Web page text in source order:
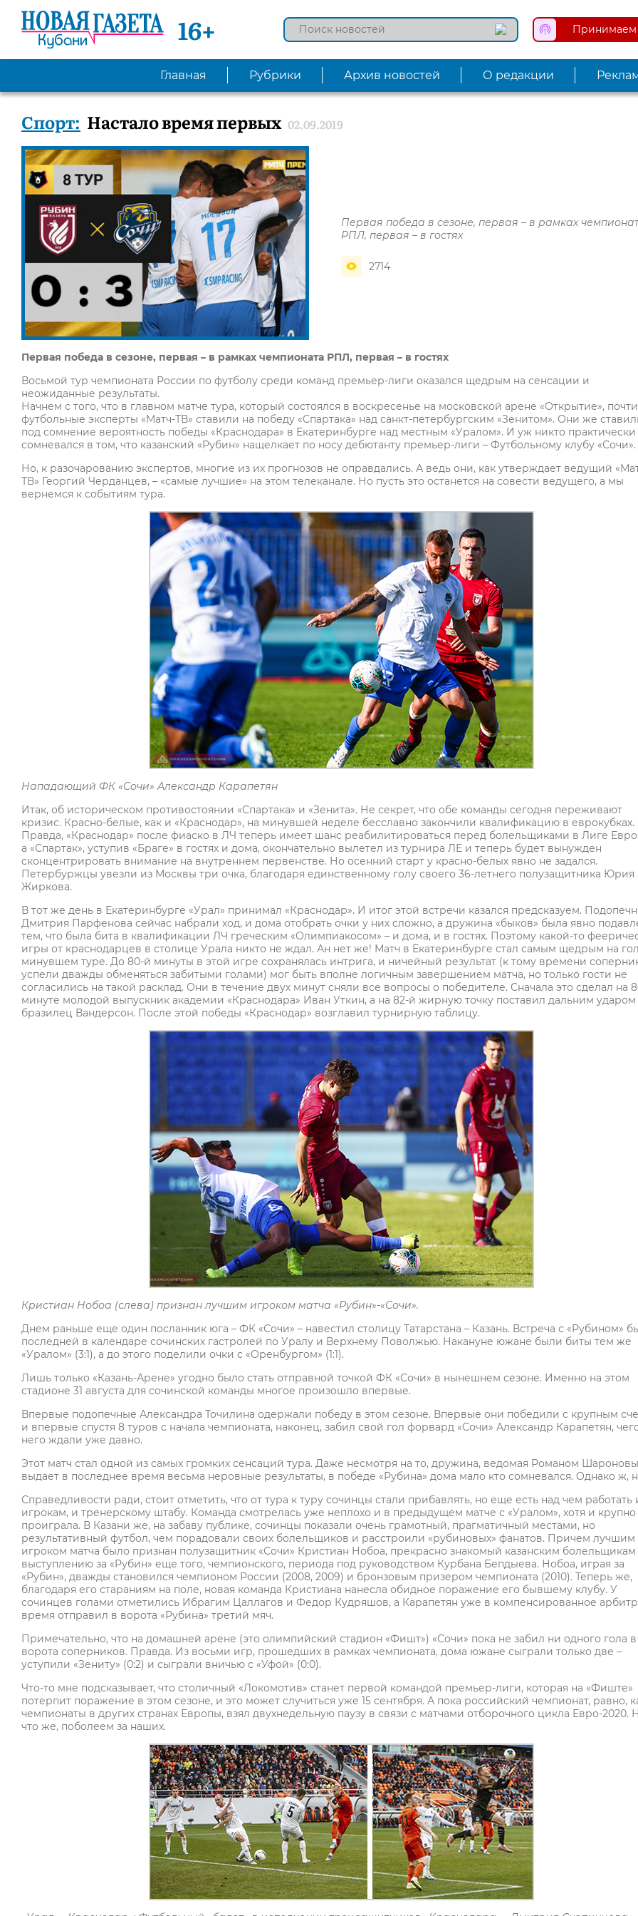
16+ Принимаем
Главная Рубрики Архив новостей О редакции
Спорт: Настало время первых 02.09.2019
Первая победа в сезоне, первая – в рамках
РПЛ, первая – в гостях
2714
Первая победа в сезоне, первая – в рамках чемпионата РПЛ, первая – в гостях
Восьмой тур чемпионата России по футболу среди команд премьер-лиги оказался щедрым на сенсации и
неожиданные результаты.
Начнем с того, что в главном матче тура, который состоялся в воскресенье на московской арене «Открытие»,
футбольные эксперты «Матч-ТВ» ставили на победу «Спартака» над санкт-петербургским «Зенитом». Они же
под сомнение вероятность победы «Краснодара» в Екатеринбурге над местным «Уралом». И уж никто практически
сомневался в том, что казанский «Рубин» нащелкает по носу дебютанту премьер-лиги – Футбольному клубу «Сочи».
Но, к разочарованию экспертов, многие из их прогнозов не оправдались. А ведь они, как утверждает ведущий
ТВ» Георгий Черданцев, – «самые лучшие» на этом телеканале. Но пусть это останется на совести ведущего, а мы
вернемся к событиям тура.
Нападающий ФК «Сочи» Александр Карапетян
Итак, об историческом противостоянии «Спартака» и «Зенита». Не секрет, что обе команды сегодня переживают
кризис. Красно-белые, как и «Краснодар», на минувшей неделе бесславно закончили квалификацию в еврокубках.
Правда, «Краснодар» после фиаско в ЛЧ теперь имеет шанс реабилитироваться перед болельщиками в Лиге
а «Спартак», уступив «Браге» в гостях и дома, окончательно вылетел из турнира ЛЕ и теперь будет вынужден
сконцентрировать внимание на внутреннем первенстве. Но осенний старт у красно-белых явно не задался.
Петербуржцы увезли из Москвы три очка, благодаря единственному голу своего 36-летнего полузащитника Юрия
Жиркова.
В тот же день в Екатеринбурге «Урал» принимал «Краснодар». И итог этой встречи казался предсказуем.
Дмитрия Парфенова сейчас набрали ход, и дома отобрать очки у них сложно, а дружина «быков» была явно
тем, что была бита в квалификации ЛЧ греческим «Олимпиакосом» – и дома, и в гостях. Поэтому какой-то
игры от краснодарцев в столице Урала никто не ждал. Ан нет же! Матч в Екатеринбурге стал самым щедрым на
минувшем туре. До 80-й минуты в этой игре сохранялась интрига, и ничейный результат (к тому времени
успели дважды обменяться забитыми голами) мог быть вполне логичным завершением матча, но только гости не
согласились на такой расклад. Они в течение двух минут сняли все вопросы о победителе. Сначала это сделал на
минуте молодой выпускник академии «Краснодара» Иван Уткин, а на 82-й жирную точку поставил дальним ударом
бразилец Вандерсон. После этой победы «Краснодар» возглавил турнирную таблицу.
Кристиан Нобоа (слева) признан лучшим игроком матча «Рубин»-«Сочи».
Днем раньше еще один посланник юга – ФК «Сочи» – навестил столицу Татарстана – Казань. Встреча с «Рубином»
последней в календаре сочинских гастролей по Уралу и Верхнему Поволжью. Накануне южане были биты тем же
«Уралом» (3:1), а до этого поделили очки с «Оренбургом» (1:1).
Лишь только «Казань-Арене» угодно было стать отправной точкой ФК «Сочи» в нынешнем сезоне. Именно на этом
стадионе 31 августа для сочинской команды многое произошло впервые.
Впервые подопечные Александра Точилина одержали победу в этом сезоне. Впервые они победили с крупным
и впервые спустя 8 туров с начала чемпионата, наконец, забил свой гол форвард «Сочи» Александр Карапетян,
него ждали уже давно.
Этот матч стал одной из самых громких сенсаций тура. Даже несмотря на то, дружина, ведомая Романом
выдает в последнее время весьма неровные результаты, в победе «Рубина» дома мало кто сомневался. Однако ж,
Справедливости ради, стоит отметить, что от тура к туру сочинцы стали прибавлять, но еще есть над чем работать
игрокам, и тренерскому штабу. Команда смотрелась уже неплохо и в предыдущем матче с «Уралом», хотя и крупно
проиграла. В Казани же, на забаву публике, сочинцы показали очень грамотный, прагматичный местами, но
результативный футбол, чем порадовали своих болельщиков и расстроили «рубиновых» фанатов. Причем лучшим
игроком матча было признан полузащитник «Сочи» Кристиан Нобоа, прекрасно знакомый казанским болельщикам
выступлению за «Рубин» еще того, чемпионского, периода под руководством Курбана Бепдыева. Нобоа, играя за
«Рубин», дважды становился чемпионом России (2008, 2009) и бронзовым призером чемпионата (2010). Теперь же,
благодаря его стараниям на поле, новая команда Кристиана нанесла обидное поражение его бывшему клубу. У
сочинцев голами отметились Ибрагим Цаллагов и Федор Кудряшов, а Карапетян уже в компенсированное
время отправил в ворота «Рубина» третий мяч.
Примечательно, что на домашней арене (это олимпийский стадион «Фишт») «Сочи» пока не забил ни одного гола в
ворота соперников. Правда. Из восьми игр, прошедших в рамках чемпионата, дома южане сыграли только две –
уступили «Зениту» (0:2) и сыграли вничью с «Уфой» (0:0).
Что-то мне подсказывает, что столичный «Локомотив» станет первой командой премьер-лиги, которая на «Фиште»
потерпит поражение в этом сезоне, и это может случиться уже 15 сентября. А пока российский чемпионат, равно,
чемпионаты в других странах Европы, взял двухнедельную паузу в связи с матчами отборочного цикла Евро-2020.
что же, поболеем за наших.